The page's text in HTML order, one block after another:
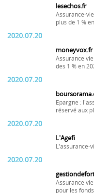
lesechos.fr
Assurance-
plus de 1 %
2020.07.20
moneyvox.fr
Assurance
des 1 % en
2020.07.20
Epargne :
réservé aux
2020.07.20
L'Agefi
L'assurance-
2020.07.20
Assurance
pour les